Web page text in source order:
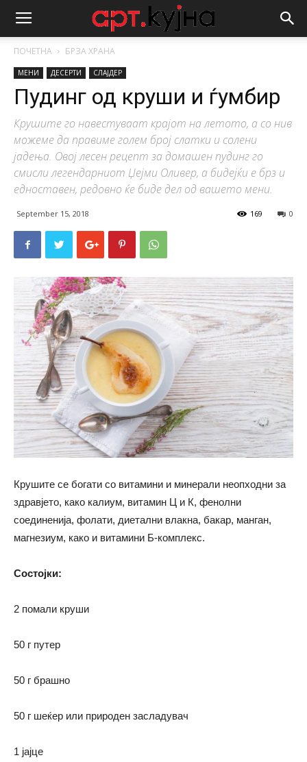
ПОЧЕТНА БРЗА ХРАНА
МЕНИ ДЕСЕРТИ СЛАЈДЕР
Пудинг од круши и ѓумбир
Крушите го навестуваат крајот на летото, а со нив
можеме да правиме голем број слатки и солени
јадења. Овој лесен рецепт за домашен пудинг го
смисли легендарниот Џејми Оливер, а бидејќи е брз и
едноставен, редовно ќе биде дел од вашето мени.
September 15, 2018 0
169
Крушите се богати со витамини и минерали неопходни за
здравјето, како калиум, витамин Ц и К, фенолни
соединенија, фолати, диетални влакна, бакар, манган,
магнезиум, како и витамини Б-комплекс.
Состојки:
2 помали круши
50 г путер
50 г брашно
50 г шеќер или природен засладувач
1 јајце